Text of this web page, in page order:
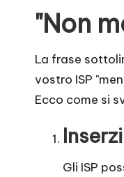
a
g
r
a
"Non
La frase
vostro ISP
Ecco come si
Gli ISP